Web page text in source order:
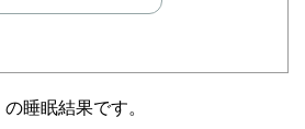
睡眠結果です。